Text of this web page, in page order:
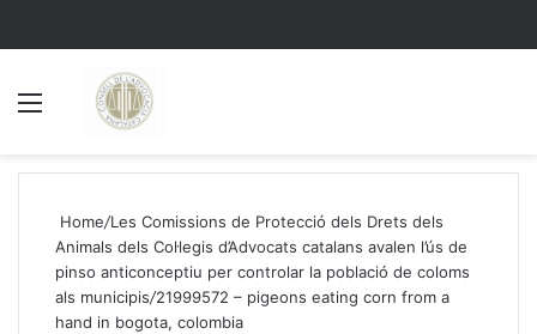
Home/Les Comissions de Protecció dels Drets dels
Animals dels Col·legis d’Advocats catalans avalen l’ús de
pinso anticonceptiu per controlar la població de coloms
als municipis/21999572 – pigeons eating corn from a
hand in bogota, colombia